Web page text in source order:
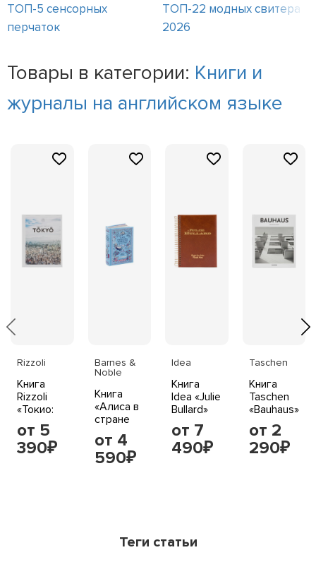
ТОП-5 сенсорных
перчаток
ТОП-22 модных свитера
2026
Товары в категории: Книги и
журналы на английском языке
Rizzoli
Книга
Rizzoli
«Токио:
необычный
путеводитель»
от 5
390₽
Barnes &
Noble
Книга
«Алиса в
стране
чудес и
другие
истории»,
от 4
590₽
Idea
Книга
Idea «Julie
Bullard»
Nadia Lee
Cohen и
Martin
от 7
490₽
Taschen
Книга
Taschen
«Bauhaus»,
Магдалена
Дросте,
твердый
от 2
290₽
Теги статьи